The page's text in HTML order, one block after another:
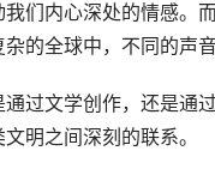
们内心深处的情感。
的全球中，不同的声
过文学创作，还是通
明之间深刻的联系。